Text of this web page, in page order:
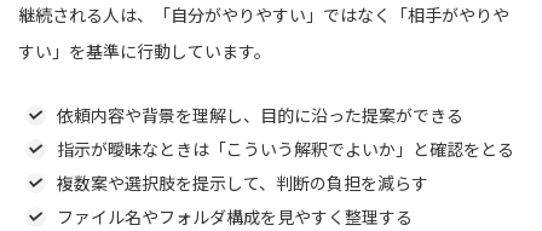
継続される人は、「自分がやりやすい」ではなく「相手がやりや
すい」を基準に行動しています。
依頼内容や背景を理解し、目的に沿った提案ができる
指示が曖昧なときは「こういう解釈でよいか」と確認をとる
複数案や選択肢を提示して、判断の負担を減らす
ファイル名やフォルダ構成を見やすく整理する